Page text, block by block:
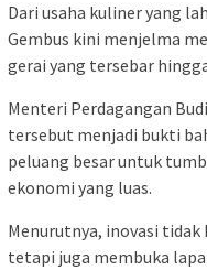
Dari usaha kuliner yang
Gembus kini menjelma
gerai yang tersebar
Menteri Perdagangan
tersebut menjadi bukti
peluang besar untuk
ekonomi yang luas.
Menurutnya, inovasi tidak
tetapi juga membuka